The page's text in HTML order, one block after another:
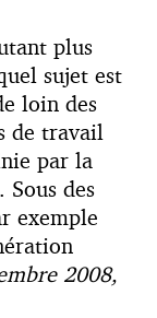
plus
sujet est
loin des
de travail
par la
des
exemple
2008,